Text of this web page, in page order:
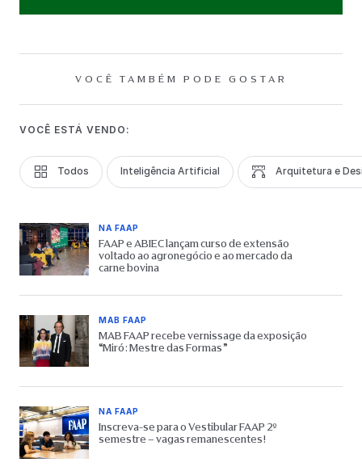
VOCÊ TAMBÉM PODE GOSTAR
VOCÊ ESTÁ VENDO:
Todos Inteligência Artificial Arquitetura e
NA FAAP
FAAP e ABIEC lançam curso de extensão
voltado ao agronegócio e ao mercado da
carne bovina
MAB FAAP
MAB FAAP recebe vernissage da exposição
“Miró: Mestre das Formas”
NA FAAP
Inscreva-se para o Vestibular FAAP 2º
semestre – vagas remanescentes!